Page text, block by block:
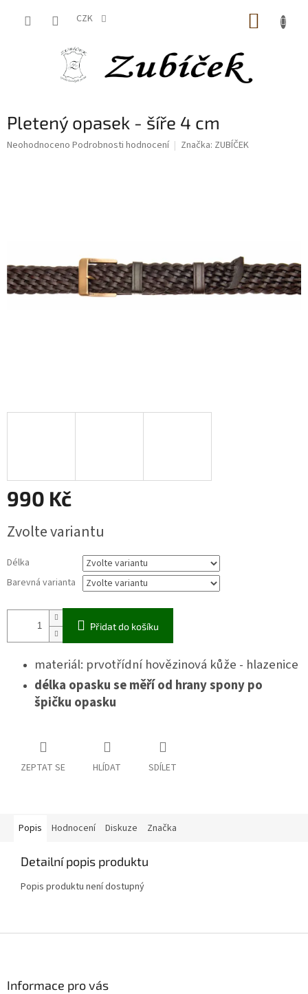
CZK
Pletený opasek - šíře 4 cm
Průměrné
Neohodnoceno Podrobnosti hodnocení Značka: ZUBÍČEK
990 Kč
cena:
Zvolte variantu
Délka
Barevná varianta
Přidat do košíku
materiál: prvotřídní hovězinová kůže - hlazenice
délka opasku se měří od hrany spony po
špičku opasku
ZEPTAT SE HLÍDAT SDÍLET
Popis Hodnocení Diskuze Značka
Detailní popis produktu
Popis produktu není dostupný
Informace pro vás